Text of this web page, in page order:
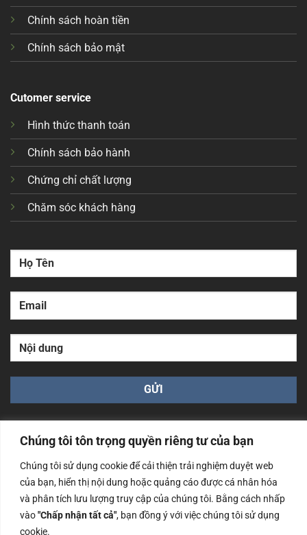
Chúng tôi tôn trọng quyền riêng tư của bạn
Chúng tôi sử dụng cookie để cải thiện trải nghiệm duyệt web
của bạn, hiển thị nội dung hoặc quảng cáo được cá nhân hóa
và phân tích lưu lượng truy cập của chúng tôi. Bằng cách nhấp
vào"Chấp nhận tất cả", bạn đồng ý với việc chúng tôi sử dụng
cookie.
Chính sách hoàn tiền
Chính sách bảo mật
Cutomer service
Hình thức thanh toán
Chính sách bảo hành
Chứng chỉ chất lượng
Chăm sóc khách hàng
Công ty TNHH Nam Bình Xương - Số ĐKKD: 0108783483
cấp ngày 14/06/2019 bởi Sở Kế Hoạch và Đầu Tư Tp. Hà
Nội